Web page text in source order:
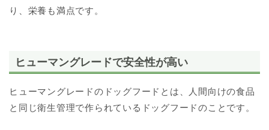
り、栄養も満点です。
ヒューマングレードで安全性が高い
ヒューマングレードのドッグフードとは、人間向けの食品
と同じ衛生管理で作られているドッグフードのことです。